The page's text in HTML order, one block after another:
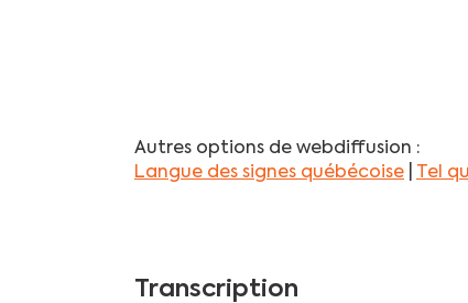
Autres options de webdiffusion :
Langue des signes québécoise
Tel
Transcription